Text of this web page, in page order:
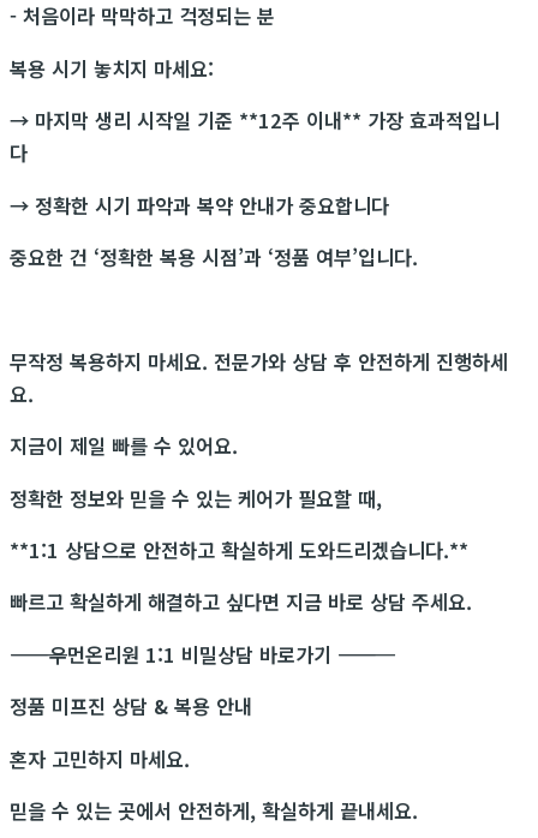
- 처음이라 막막하고 걱정되는 분
복용 시기 놓치지 마세요:
→ 마지막 생리 시작일 기준 **12주 이내** 가장 효과적입니
다
→ 정확한 시기 파악과 복약 안내가 중요합니다
중요한 건 ‘정확한 복용 시점’과 ‘정품 여부’입니다.
무작정 복용하지 마세요. 전문가와 상담 후 안전하게 진행하세
요.
지금이 제일 빠를 수 있어요.
정확한 정보와 믿을 수 있는 케어가 필요할 때,
**1:1 상담으로 안전하고 확실하게 도와드리겠습니다.**
빠르고 확실하게 해결하고 싶다면 지금 바로 상담 주세요.
―――――――――――우먼온리원 1:1 비밀상담 바로가기 ―――――――――――
정품 미프진 상담 & 복용 안내
혼자 고민하지 마세요.
믿을 수 있는 곳에서 안전하게, 확실하게 끝내세요.